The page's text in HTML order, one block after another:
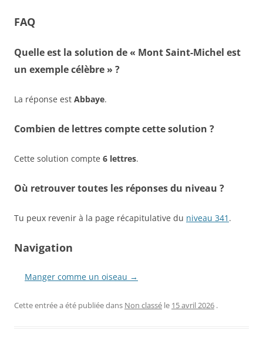
FAQ
Quelle est la solution de « Mont Saint-Michel est
un exemple célèbre » ?
La réponse est Abbaye.
Combien de lettres compte cette solution ?
Cette solution compte 6 lettres.
Où retrouver toutes les réponses du niveau ?
Tu peux revenir à la page récapitulative du niveau 341 .
Navigation
Manger comme un oiseau →
Cette entrée a été publiée dans Non classé le 15 avril 2026 .